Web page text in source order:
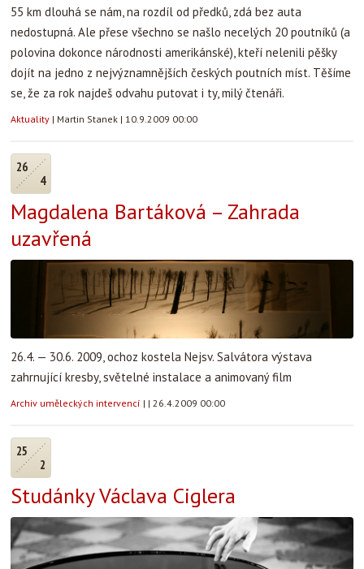
55 km dlouhá se nám, na rozdíl od předků, zdá bez auta
nedostupná. Ale přese všechno se našlo necelých 20 poutníků (a
polovina dokonce národnosti amerikánské), kteří nelenili pěšky
dojít na jedno z nejvýznamnějších českých poutních míst. Těšíme
se, že za rok najdeš odvahu putovat i ty, milý čtenáři.
Aktuality | Martin Stanek | 10.9.2009 00:00
26
4
Magdalena Bartáková – Zahrada
uzavřená
26.4. — 30.6. 2009, ochoz kostela Nejsv. Salvátora výstava
zahrnující kresby, světelné instalace a animovaný film
Archiv uměleckých intervencí | | 26.4.2009 00:00
25
2
Studánky Václava Ciglera